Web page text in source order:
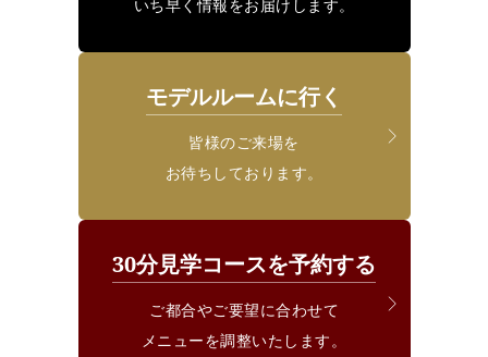
いち早く情報をお届けします。
モデルルームに行く
皆様のご来場を
お待ちしております。
30分見学コースを予約する
ご都合やご要望に合わせて
メニューを調整いたします。